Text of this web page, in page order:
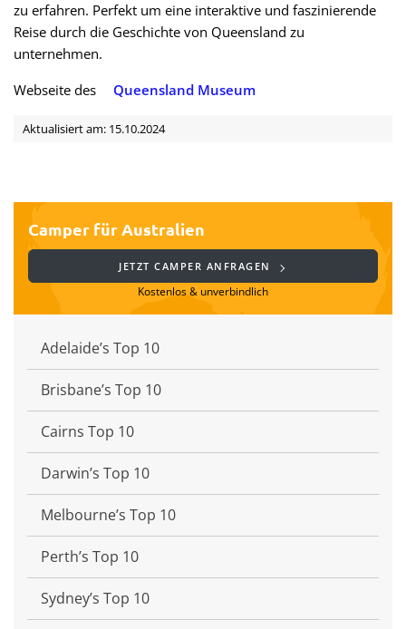
zu erfahren. Perfekt um eine interaktive und faszinierende
Reise durch die Geschichte von Queensland zu
unternehmen.
Webseite des
Queensland Museum
Aktualisiert am: 15.10.2024
Camper für Australien
JETZT CAMPER ANFRAGEN
Kostenlos & unverbindlich
Adelaide’s Top 10
Brisbane’s Top 10
Cairns Top 10
Darwin’s Top 10
Melbourne’s Top 10
Perth’s Top 10
Sydney’s Top 10